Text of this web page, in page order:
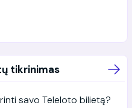
tikrinimas
savo Teleloto bilietą?